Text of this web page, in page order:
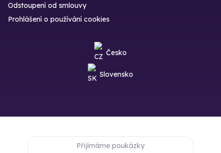
Odstoupení od smlouvy
Prohlášení o používání cookies
Česko
Slovensko
Přijímáme poukázky